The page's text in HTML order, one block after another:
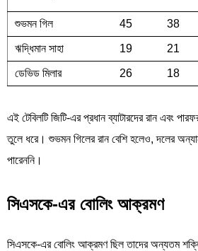
শুভমন গিল 45 38
ঋদ্ধিমান সাহা 19 21
ডেভিড মিলার 26 18
এই টেবিলটি জিটি-এর প্রধান ব্যাটারদের রান এবং
তুলে ধরে। শুভমন গিলের রান বেশি হলেও, দলের
পারেননি।
সিএসকে-এর বোলিং আক্রমণ
সিএসকে-এর বোলিং আক্রমণ ছিল তাদের অন্যতম